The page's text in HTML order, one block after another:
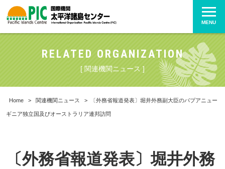
MENU
RELATED ORGANIZATION
[ 関連機関ニュース ]
Home > 関連機関ニュース > 〔外務省報道発表〕堀井外務副大臣のパプアニュー
ギニア独立国及びオーストラリア連邦訪問
〔外務省報道発表〕堀井外務